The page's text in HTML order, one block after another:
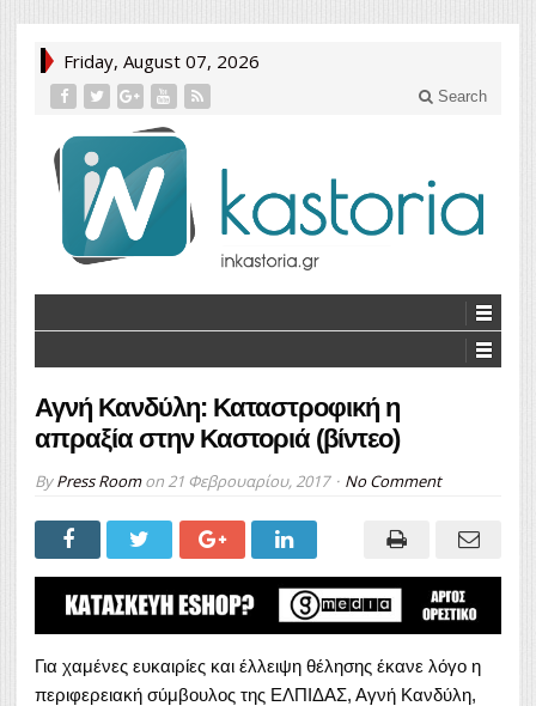
Friday, August 07, 2026
Search
Αγνή Κανδύλη: Καταστροφική η
απραξία στην Καστοριά (βίντεο)
ByPress Roomon 21 Φεβρουαρίου, 2017 No Comment
Για χαμένες ευκαιρίες και έλλειψη θέλησης έκανε λόγο η
περιφερειακή σύμβουλος της ΕΛΠΙΔΑΣ, Αγνή Κανδύλη,